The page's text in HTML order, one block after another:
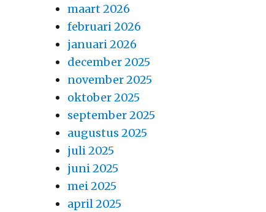
maart 2026
februari 2026
januari 2026
december 2025
november 2025
oktober 2025
september 2025
augustus 2025
juli 2025
juni 2025
mei 2025
april 2025